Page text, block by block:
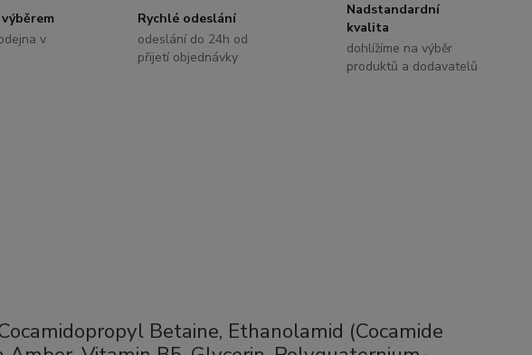
v
Rychlé odeslání
odeslání do 24h od
přijetí objednávky
Nadstandardní
kvalita
dohlížíme na výběr
produktů a dodavatelů
Betaine, Ethanolamid (Cocamide